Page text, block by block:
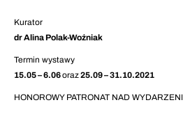
Kurator
dr Alina Polak-Woźniak
Termin wystawy
15.05 – 6.06oraz25.09 – 31.10.2021
HONOROWY PATRONAT NAD